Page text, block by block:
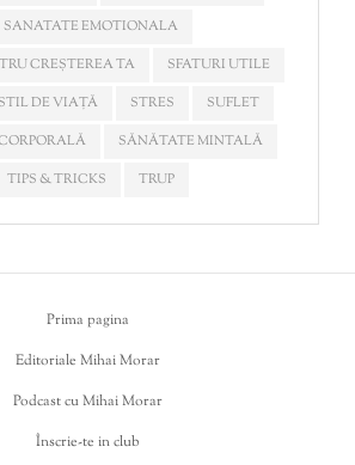
SANATATE EMOTIONALA
CREȘTEREA TA
SFATURI UTILE
DE VIAȚĂ STRES
SUFLET
SĂNĂTATE MINTALĂ
TIPS & TRICKS
TRUP
Prima pagina
Editoriale Mihai Morar
Podcast cu Mihai Morar
Înscrie-te in club